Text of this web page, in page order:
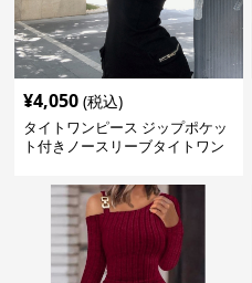
¥4,050 (税込)
タイトワンピース ジップポケッ
ト付きノースリーブタイトワン